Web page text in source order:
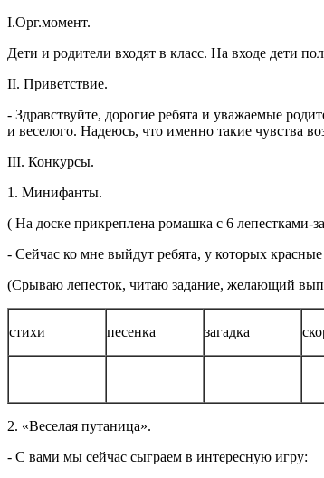
I.Орг.момент.
Дети и родители входят в класс. На входе дети
II. Приветствие.
- Здравствуйте, дорогие ребята и уважаемые
и веселого. Надеюсь, что именно такие чувства
III. Конкурсы.
1. Минифанты.
( На доске прикреплена ромашка с 6 лепестками-
- Сейчас ко мне выйдут ребята, у которых
(Срываю лепесток, читаю задание, желающий
стихи песенка загадка
2. «Веселая путаница».
- С вами мы сейчас сыграем в интересную игру: